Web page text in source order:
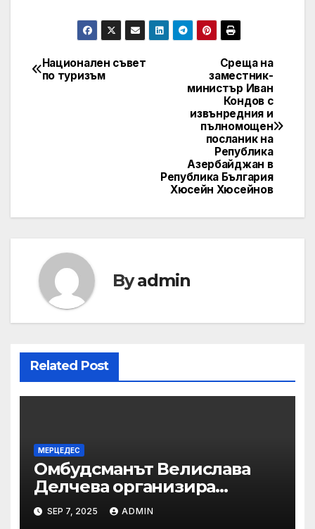
Post
Среща на
заместник-
министър Иван
Кондов с
извънредния и
пълномощен
посланик на
Република
Азербайджан в
Република България
Хюсейн Хюсейнов
Национален съвет
по туризъм
Byadmin
Related Post
МЕРЦЕДЕС
Омбудсманът Велислава
Делчева организира
изслушване на
номинираните кандидати
SEP 7, 2025 ADMIN